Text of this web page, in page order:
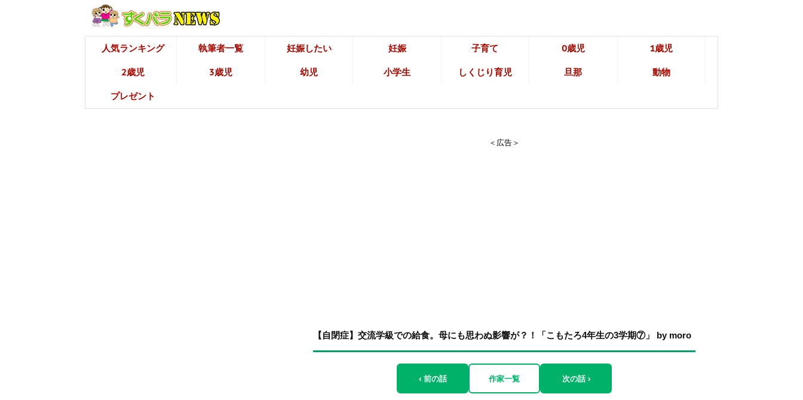
人気ランキング 執筆者一覧 妊娠したい 妊娠 子育て 0歳児 1歳児
2歳児 3歳児 幼児 小学生 しくじり育児 旦那 動物
プレゼント
＜広告＞
【自閉症】交流学級での給食。母にも思わぬ影響が？！「こもたろ4年生の3学期⑦」 by moro
‹ 前の話 作家一覧 次の話 ›